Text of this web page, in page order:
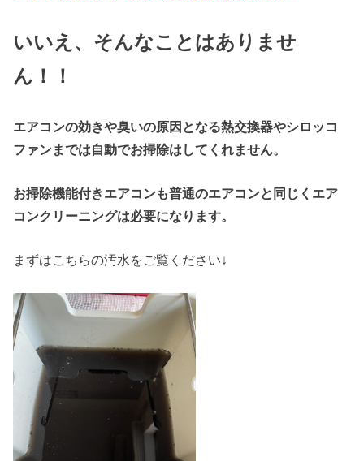
いいえ、そんなことはありませ
ん！！
エアコンの効きや臭いの原因となる熱交換器やシロッコ
ファンまでは自動でお掃除はしてくれません。
お掃除機能付きエアコンも普通のエアコンと同じくエア
コンクリーニングは必要になります。
まずはこちらの汚水をご覧ください↓